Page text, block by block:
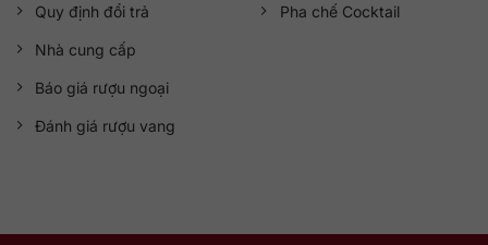
Quy định đổi trả
Nhà cung cấp
Báo giá rượu ngoại
Đánh giá rượu vang
Pha chế Cocktail